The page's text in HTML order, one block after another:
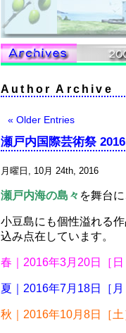
Author Archive
« Older Entries
瀬戸内国際芸術祭 2016
月曜日, 10月 24th, 2016
瀬戸内海の島々 を舞台
小豆島にも個性溢れる
込み点在しています。
春｜2016年3月20日［
夏｜2016年7月18日［
秋｜2016年10月8日［